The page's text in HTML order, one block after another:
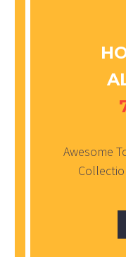
Awesome